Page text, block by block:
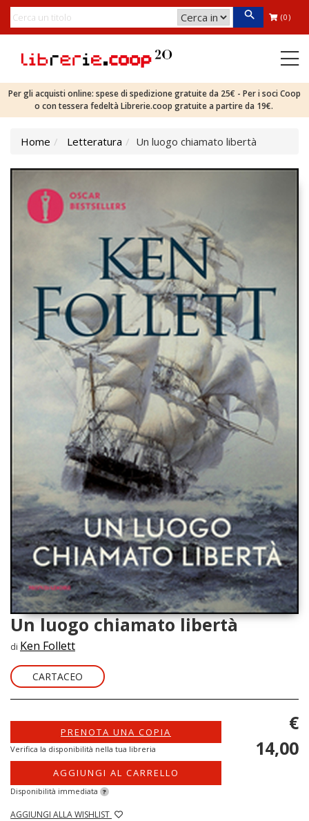
(0)
Per gli acquisti online: spese di spedizione gratuite da 25€ - Per i soci Coop
o con tessera fedeltà Librerie.coop gratuite a partire da 19€.
Home Letteratura Un luogo chiamato libertà
Un luogo chiamato libertà
di Ken Follett
CARTACEO
PRENOTA UNA COPIA
Verifica la disponibilità nella tua libreria
AGGIUNGI AL CARRELLO
Disponibilità immediata ?
AGGIUNGI ALLA WISHLIST
€
14,00